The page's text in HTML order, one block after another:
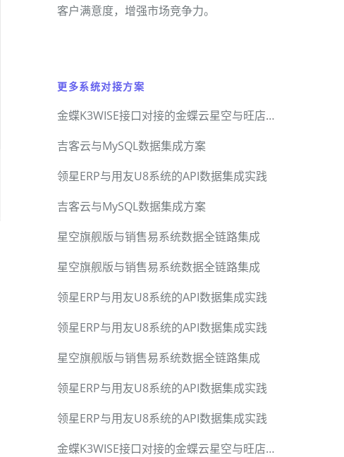
客户满意度，增强市场竞争力。
更多系统对接方案
金蝶K3WISE接口对接的金蝶云星空与旺店通WMS系统无缝集成方案
吉客云与MySQL数据集成方案
领星ERP与用友U8系统的API数据集成实践
吉客云与MySQL数据集成方案
星空旗舰版与销售易系统数据全链路集成
星空旗舰版与销售易系统数据全链路集成
领星ERP与用友U8系统的API数据集成实践
领星ERP与用友U8系统的API数据集成实践
星空旗舰版与销售易系统数据全链路集成
领星ERP与用友U8系统的API数据集成实践
领星ERP与用友U8系统的API数据集成实践
金蝶K3WISE接口对接的金蝶云星空与旺店通WMS系统无缝集成方案